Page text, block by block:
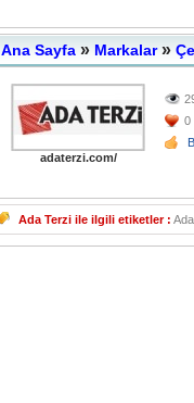
Ana Sayfa » Markalar»
adaterzi.com/
0
Ada Terzi ile ilgili etiketler :